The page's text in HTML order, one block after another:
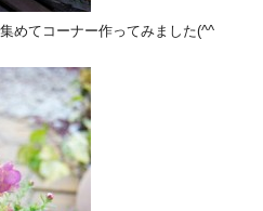
めてコーナー作ってみました(^^ゞ